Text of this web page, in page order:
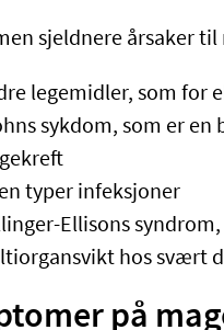
sjeldnere årsaker
legemidler, som for
sykdom, som er
typer infeksjoner
Ellisons
hos svært
på